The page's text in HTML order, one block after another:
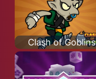
Clash of Goblins